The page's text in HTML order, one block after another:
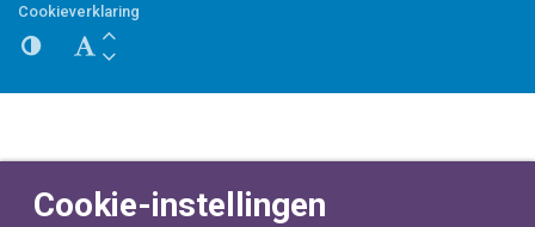
Cookieverklaring
Cookie-instellingen